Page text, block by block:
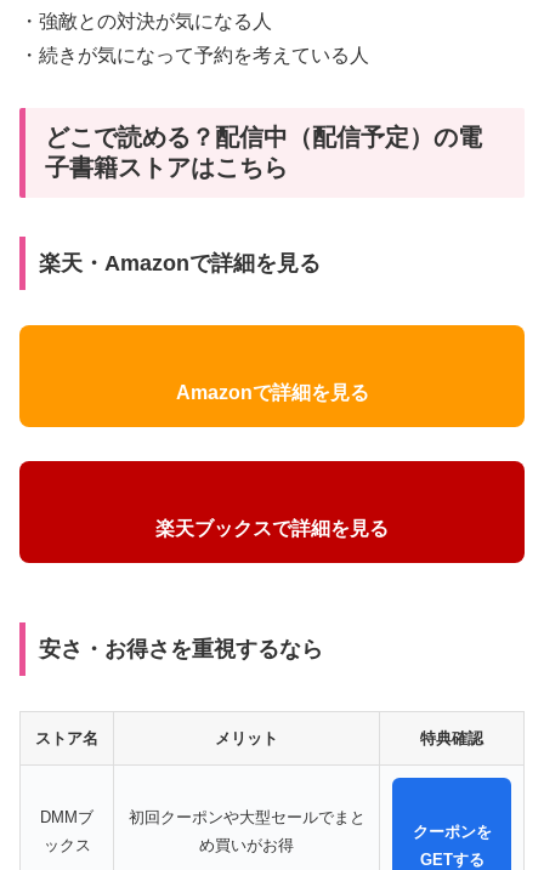
・強敵との対決が気になる人
・続きが気になって予約を考えている人
どこで読める？配信中（配信予定）の電
子書籍ストアはこちら
楽天・Amazonで詳細を見る
Amazonで詳細を見る
楽天ブックスで詳細を見る
安さ・お得さを重視するなら
ストア名 メリット 特典確認
DMMブ
ックス
初回クーポンや大型セールでまと
め買いがお得
クーポンを
GETする